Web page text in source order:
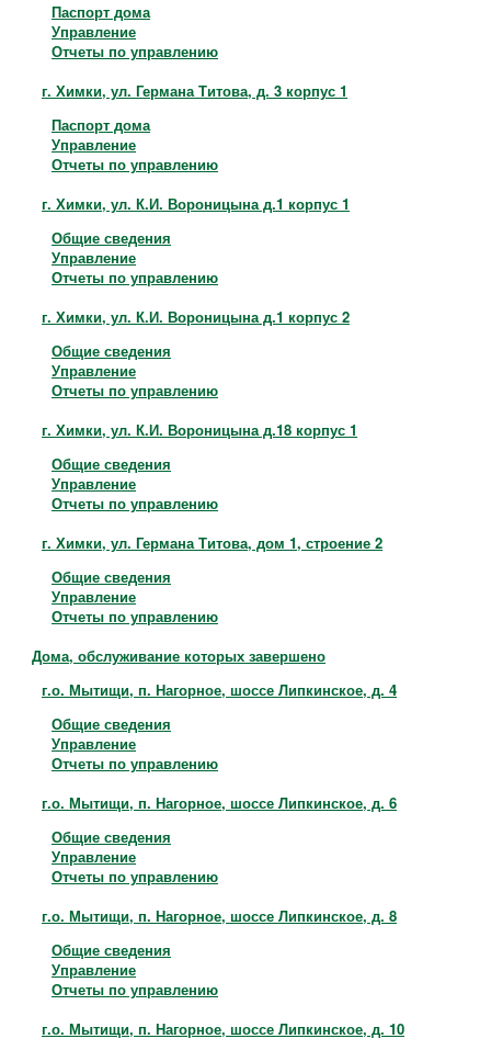
Паспорт дома
Управление
Отчеты по управлению
г. Химки, ул. Германа Титова, д. 3 корпус 1
Паспорт дома
Управление
Отчеты по управлению
г. Химки, ул. К.И. Вороницына д.1 корпус 1
Общие сведения
Управление
Отчеты по управлению
г. Химки, ул. К.И. Вороницына д.1 корпус 2
Общие сведения
Управление
Отчеты по управлению
г. Химки, ул. К.И. Вороницына д.18 корпус 1
Общие сведения
Управление
Отчеты по управлению
г. Химки, ул. Германа Титова, дом 1, строение 2
Общие сведения
Управление
Отчеты по управлению
Дома, обслуживание которых завершено
г.о. Мытищи, п. Нагорное, шоссе Липкинское, д. 4
Общие сведения
Управление
Отчеты по управлению
г.о. Мытищи, п. Нагорное, шоссе Липкинское, д. 6
Общие сведения
Управление
Отчеты по управлению
г.о. Мытищи, п. Нагорное, шоссе Липкинское, д. 8
Общие сведения
Управление
Отчеты по управлению
г.о. Мытищи, п. Нагорное, шоссе Липкинское, д. 10